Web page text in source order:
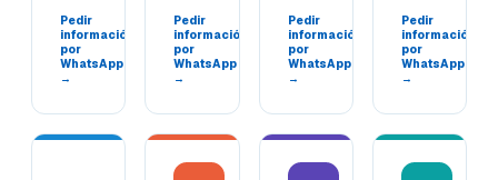
Pedir
información
por
WhatsApp
→
Pedir
información
por
WhatsApp
→
Pedir
información
por
WhatsApp
→
Pedir
información
por
WhatsApp
→